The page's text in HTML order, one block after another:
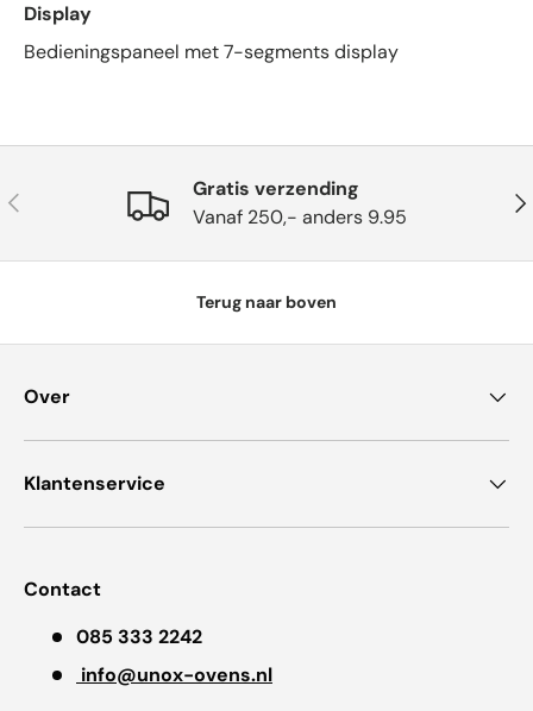
Display
Bedieningspaneel met 7-segments display
Vorige
Gratis verzending
Vanaf 250,- anders 9.95
Terug naar boven
Over
Klantenservice
Contact
085 333 2242
info@unox-ovens.nl